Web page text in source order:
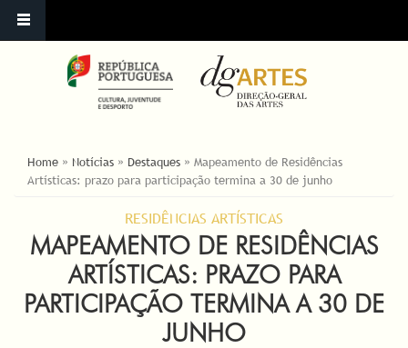
YOU ARE HERE
Home » Notícias » Destaques » Mapeamento de Residências
Artísticas: prazo para participação termina a 30 de junho
RESIDÊNCIAS ARTÍSTICAS
MAPEAMENTO DE RESIDÊNCIAS
ARTÍSTICAS: PRAZO PARA
PARTICIPAÇÃO TERMINA A 30 DE
JUNHO